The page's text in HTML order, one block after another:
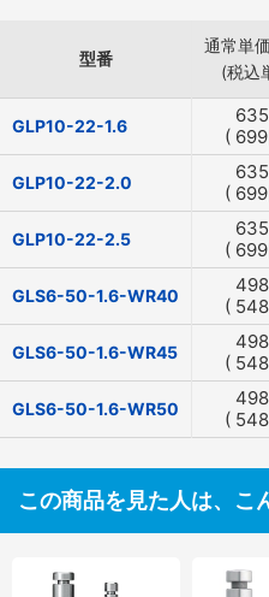
型番
通常単
(税込
GLP10-22-1.6 635
( 699
GLP10-22-2.0 635
( 699
GLP10-22-2.5 635
( 699
GLS6-50-1.6-WR40 498
( 548
GLS6-50-1.6-WR45 498
( 548
GLS6-50-1.6-WR50 498
( 548
この商品を見た人は、こ